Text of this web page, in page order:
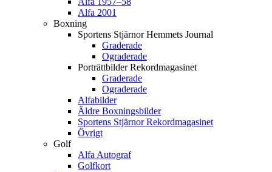
Alfa 2001
Boxning
Sportens Stjärnor Hemmets Journal
Graderade
Ograderade
Porträttbilder Rekordmagasinet
Graderade
Ograderade
Alfabilder
Äldre Boxningsbilder
Sportens Stjärnor Rekordmagasinet
Övrigt
Golf
Alfa Autograf
Golfkort